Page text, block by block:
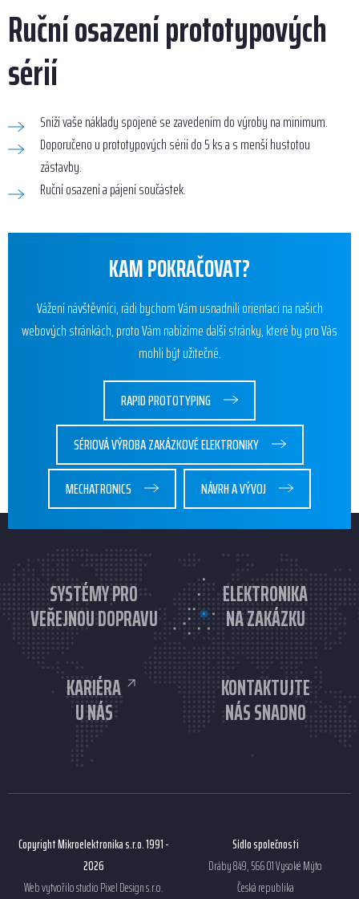
Ruční osazení prototypových
sérií
Sníží vaše náklady spojené se zavedením do výroby na minimum.
Doporučeno u prototypových sérií do 5 ks a s menší hustotou
zástavby.
Ruční osazení a pájení součástek.
KAM POKRAČOVAT?
Vážení návštěvníci, rádi bychom Vám usnadnili orientaci na našich
webových stránkách, proto Vám nabízíme další stránky, které by pro Vás
mohli být užitečné.
RAPID PROTOTYPING
SÉRIOVÁ VÝROBA ZAKÁZKOVÉ ELEKTRONIKY
MECHATRONICS
NÁVRH A VÝVOJ
SYSTÉMY PRO
VEŘEJNOU DOPRAVU
ELEKTRONIKA
NA ZAKÁZKU
KARIÉRA
U NÁS
KONTAKTUJTE
NÁS SNADNO
Copyright Mikroelektronika s.r.o. 1991 -
2026
Web vytvořilo studioPixel Design s.r.o.
Sídlo společnosti
Dráby 849, 566 01 Vysoké Mýto
Česká republika